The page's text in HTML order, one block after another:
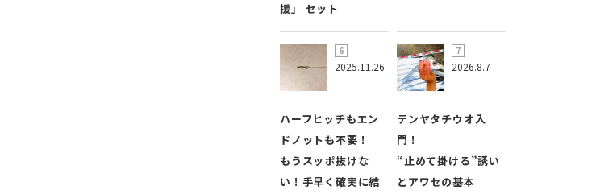
援」 セット
2025.11.26
ハーフヒッチもエン
ドノットも不要！
もうスッポ抜けな
い！手早く確実に結
2026.8.7
テンヤタチウオ入
門！
“止めて掛ける”誘い
とアワセの基本